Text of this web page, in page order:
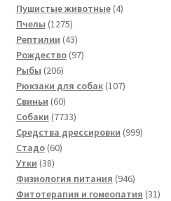
товара
Пушистые животные 44
Пчелы 12751275
товаров
Рептилии 4343
товара
Рождество 9797
Рыбы 206206
товаров
Рюкзаки для собак 107107
Свиньи 6060
товаров
Собаки 77337733
товара
Средства дрессировки 999999
Стадо 6060
Утки 3838
товаров
Физиология питания 946946
товаров
Фитотерапия и гомеопатия 3131